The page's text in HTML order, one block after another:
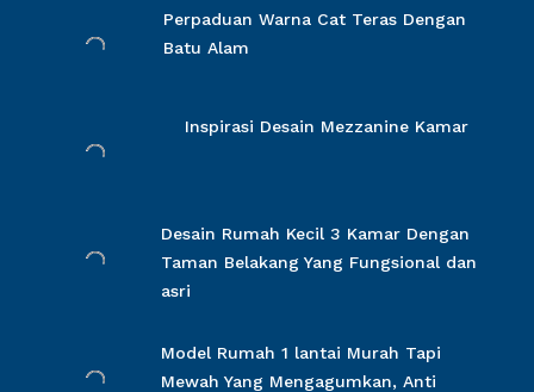
Perpaduan Warna Cat Teras Dengan
Batu Alam
Inspirasi Desain Mezzanine Kamar
Desain Rumah Kecil 3 Kamar Dengan
Taman Belakang Yang Fungsional dan
asri
Model Rumah 1 lantai Murah Tapi
Mewah Yang Mengagumkan, Anti